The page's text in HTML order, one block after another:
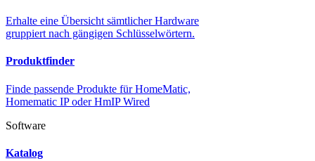
Erhalte eine Übersicht sämtlicher Hardware
gruppiert nach gängigen Schlüsselwörtern.
Produktfinder
Finde passende Produkte für HomeMatic,
Homematic IP oder HmIP Wired
Software
Katalog